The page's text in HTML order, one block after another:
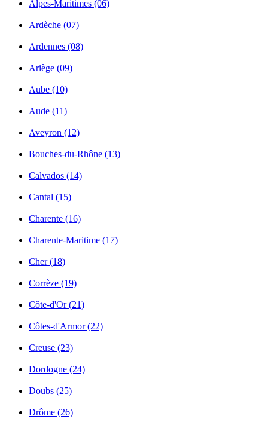
Alpes-Maritimes (06)
Ardèche (07)
Ardennes (08)
Ariège (09)
Aube (10)
Aude (11)
Aveyron (12)
Bouches-du-Rhône (13)
Calvados (14)
Cantal (15)
Charente (16)
Charente-Maritime (17)
Cher (18)
Corrèze (19)
Côte-d'Or (21)
Côtes-d'Armor (22)
Creuse (23)
Dordogne (24)
Doubs (25)
Drôme (26)